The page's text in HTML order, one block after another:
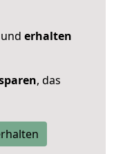
erhalten
, das